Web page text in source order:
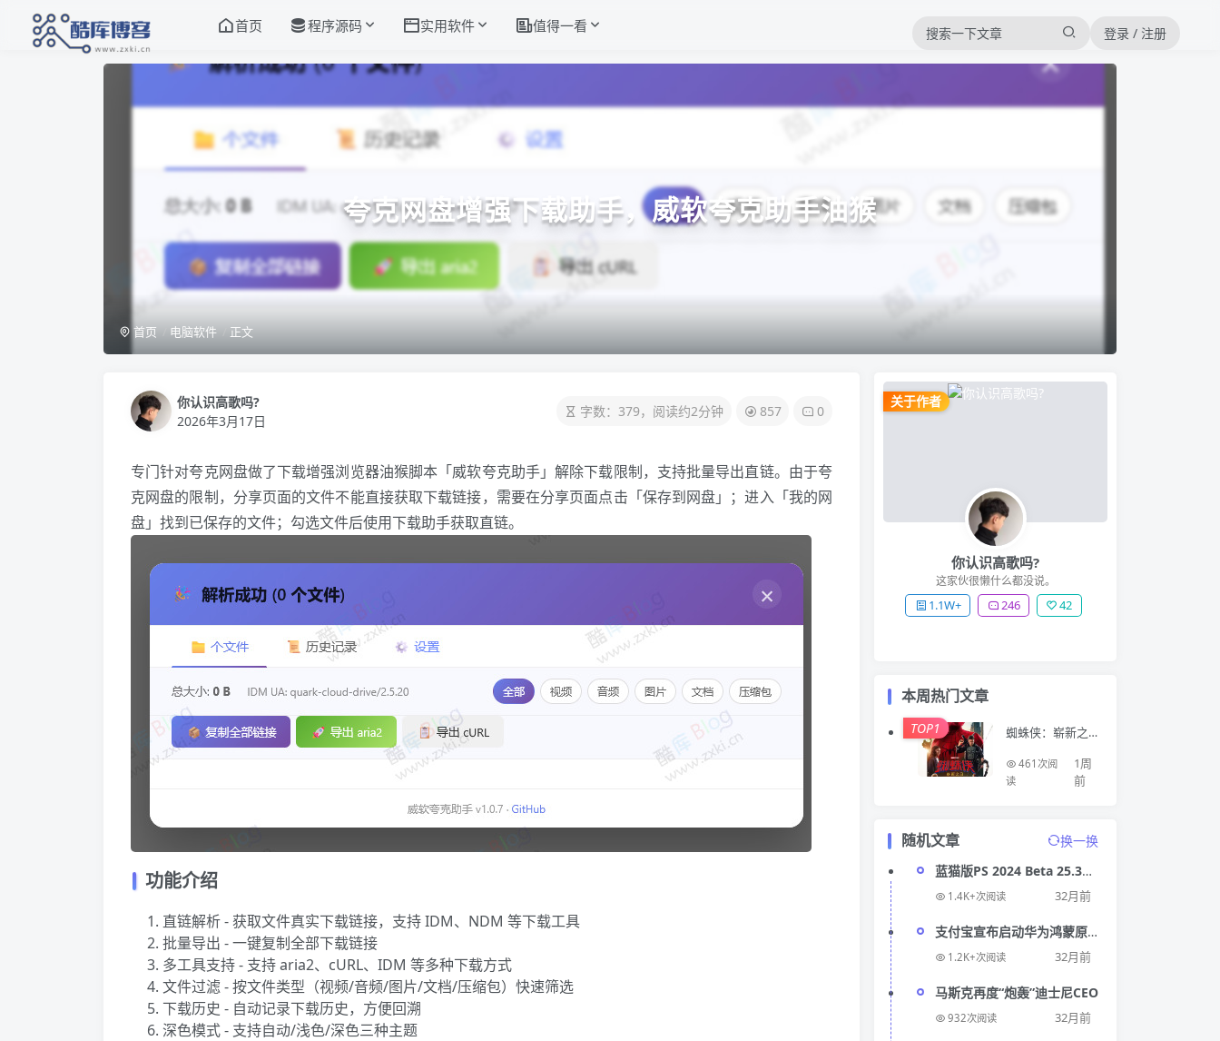
首页 程序源码 实用软件 值得一看 登录 / 注册
夸克网盘增强下载助手，威软夸克助手油猴
首页 电脑软件 正文
你认识高歌吗?
2026年3月17日
字数：379，阅读约2分钟 857 0
专门针对夸克网盘做了下载增强浏览器油猴脚本「威软夸克助手」解除下载限制，支持批量导出直链。由于夸
克网盘的限制，分享页面的文件不能直接获取下载链接，需要在分享页面点击「保存到网盘」；进入「我的网
盘」找到已保存的文件；勾选文件后使用下载助手获取直链。
功能介绍
直链解析 - 获取文件真实下载链接，支持 IDM、NDM 等下载工具
批量导出 - 一键复制全部下载链接
多工具支持 - 支持 aria2、cURL、IDM 等多种下载方式
文件过滤 - 按文件类型（视频/音频/图片/文档/压缩包）快速筛选
下载历史 - 自动记录下载历史，方便回溯
深色模式 - 支持自动/浅色/深色三种主题
关于作者
你认识高歌吗?
这家伙很懒什么都没说。
1.1W+ 246 42
本周热门文章
TOP1
蜘蛛侠：崭新之
rand New Day (2
026)
461次阅
读
1周
前
随机文章
换一换
蓝猫版PS 2024 Beta 25.3支
持Ai神经滤镜
1.4K+次阅读 32月前
支付宝宣布启动华为鸿蒙原
生应用开发
1.2K+次阅读 32月前
马斯克再度“炮轰”迪士尼CEO
932次阅读 32月前